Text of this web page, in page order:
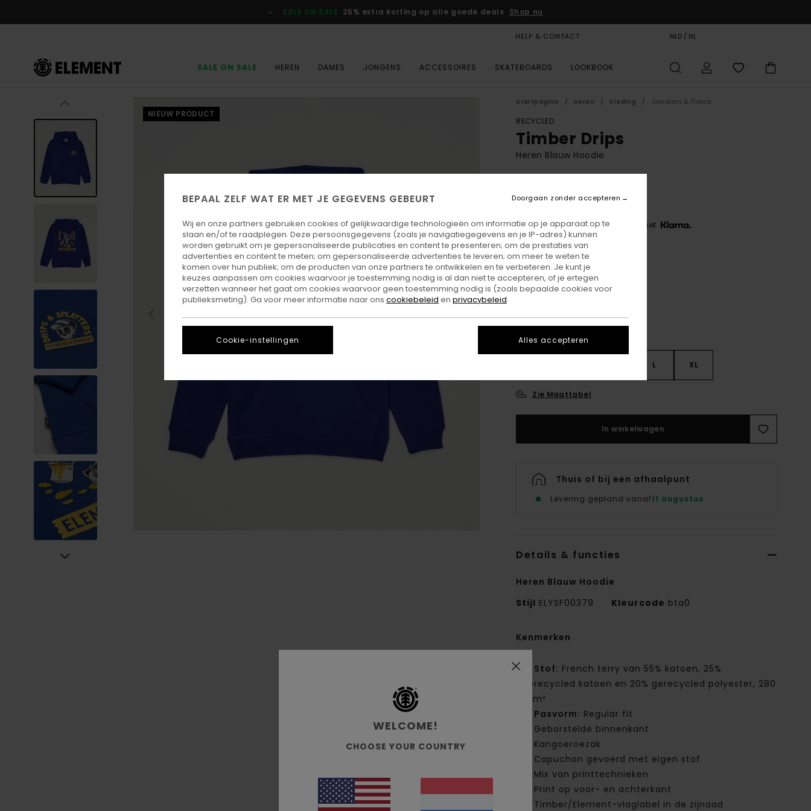
Productinformatie
SALE ON SALE 25% extra korting op alle goede deals Shop nu
HELP & CONTACT NLD / NL
SALE ON SALE HEREN DAMES JONGENS ACCESSOIRES SKATEBOARDS LOOKBOOK
NIEUW PRODUCT
Startpagina Heren Kleding Sweaters & Fleece
RECYCLED
Timber Drips
Heren Blauw Hoodie
€ 75,00
Betaal 3 x € 25,00, zonder rente met
KleurBellweather Blue
L XL
Zie Maattabel
In winkelwagen
Thuis of bij een afhaalpunt
Levering gepland vanaf11 augustus
Details & functies
Heren Blauw Hoodie
Stijl ELYSF00379 Kleurcode bta0
Kenmerken
Stof: French terry van 55% katoen, 25%
gerecycled katoen en 20% gerecycled polyester, 280
g/m²
Pasvorm: Regular fit
Geborstelde binnenkant
Kangoeroezak
Capuchon gevoerd met eigen stof
Mix van printtechnieken
Print op voor- en achterkant
Timber/Element-vlaglabel in de zijnaad
WELCOME!
CHOOSE YOUR COUNTRY
BEPAAL ZELF WAT ER MET JE GEGEVENS GEBEURT
Wij en onze partners gebruiken cookies of gelijkwaardige technologieën om informatie op je apparaat op te
slaan en/of te raadplegen. Deze persoonsgegevens (zoals je navigatiegegevens en je IP-adres) kunnen
worden gebruikt om je gepersonaliseerde publicaties en content te presenteren; om de prestaties van
advertenties en content te meten; om gepersonaliseerde advertenties te leveren; om meer te weten te
komen over hun publiek; om de producten van onze partners te ontwikkelen en te verbeteren. Je kunt je
keuzes aanpassen om cookies waarvoor je toestemming nodig is al dan niet te accepteren, of je ertegen
verzetten wanneer het gaat om cookies waarvoor geen toestemming nodig is (zoals bepaalde cookies voor
publieksmeting). Ga voor meer informatie naar ons cookiebeleid en privacybeleid
Cookie-instellingen
Doorgaan zonder accepteren
Alles accepteren